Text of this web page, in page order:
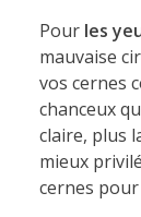
Pour les
mauvaise
vos cernes
chanceux
claire, plus
mieux
cernes